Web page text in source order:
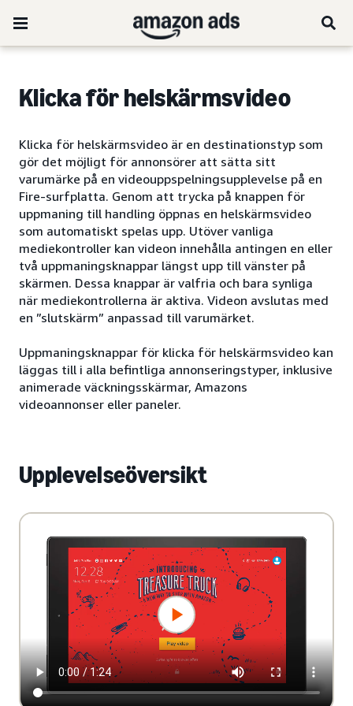
Klicka för helskärmsvideo
Klicka för helskärmsvideo är en destinationstyp som
gör det möjligt för annonsörer att sätta sitt
varumärke på en videouppspelningsupplevelse på en
Fire-surfplatta. Genom att trycka på knappen för
uppmaning till handling öppnas en helskärmsvideo
som automatiskt spelas upp. Utöver vanliga
mediekontroller kan videon innehålla antingen en eller
två uppmaningsknappar längst upp till vänster på
skärmen. Dessa knappar är valfria och bara synliga
när mediekontrollerna är aktiva. Videon avslutas med
en ”slutskärm” anpassad till varumärket.
Uppmaningsknappar för klicka för helskärmsvideo kan
läggas till i alla befintliga annonseringstyper, inklusive
animerade väckningsskärmar, Amazons
videoannonser eller paneler.
Upplevelseöversikt